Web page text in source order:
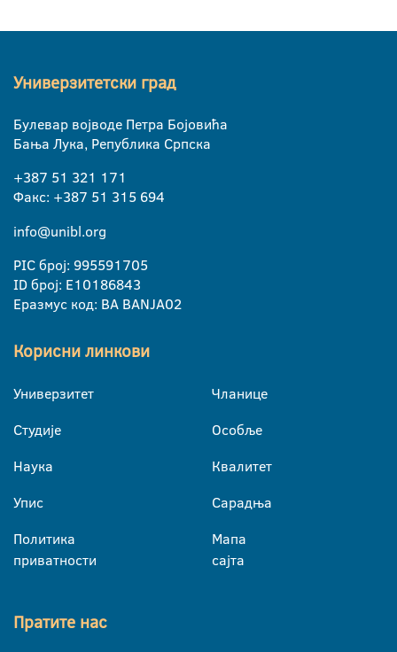
Универзитетски град
Булевар војводе Петра Бојовића
Бања Лука, Република Српска
+387 51 321 171
Факс: +387 51 315 694
info@unibl.org
PIC број: 995591705
ID број: E10186843
Еразмус код: BA BANJA02
Корисни линкови
Универзитет
Студије
Наука
Упис
Политика
приватности
Чланице
Особље
Квалитет
Сарадња
Мапа
сајта
Пратите нас